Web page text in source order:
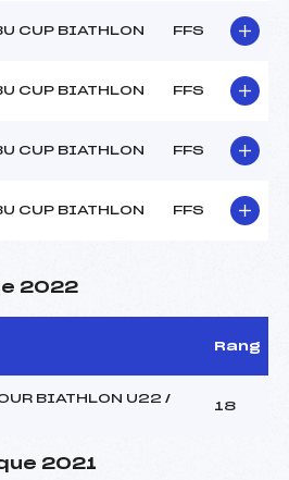
CUP BIATHLON FFS
CUP BIATHLON FFS
CUP BIATHLON FFS
CUP BIATHLON FFS
2022
Rang
BIATHLON U22 /
18
2021